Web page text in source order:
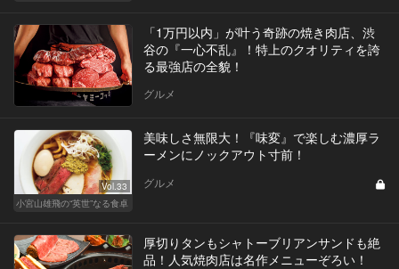
「1万円以内」が叶う奇跡の焼き肉店、渋
谷の『一心不乱』！特上のクオリティを誇
る最強店の全貌！
グルメ
Vol.33
小宮山雄飛の“英世”なる食卓
美味しさ無限大！『味変』で楽しむ濃厚ラ
ーメンにノックアウト寸前！
グルメ
厚切りタンもシャトーブリアンサンドも絶
品！人気焼肉店は名作メニューぞろい！